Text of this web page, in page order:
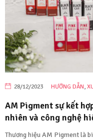
28/12/2023 HƯỚNG DẪN,
AM Pigment sự kết
nhiên và công nghệ
Thương hiệu AM Pigment là